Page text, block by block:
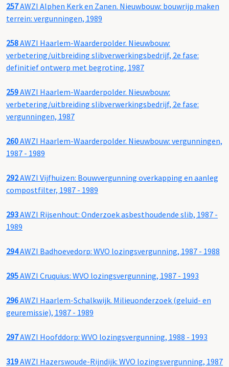
257AWZI Alphen Kerk en Zanen. Nieuwbouw: bouwrijp maken
terrein: vergunningen, 1989
258AWZI Haarlem-Waarderpolder. Nieuwbouw:
verbetering/uitbreiding slibverwerkingsbedrijf, 2e fase:
definitief ontwerp met begroting, 1987
259AWZI Haarlem-Waarderpolder. Nieuwbouw:
verbetering/uitbreiding slibverwerkingsbedrijf, 2e fase:
vergunningen, 1987
260AWZI Haarlem-Waarderpolder. Nieuwbouw: vergunningen,
1987 - 1989
292AWZI Vijfhuizen: Bouwvergunning overkapping en aanleg
compostfilter, 1987 - 1989
293AWZI Rijsenhout: Onderzoek asbesthoudende slib, 1987 -
1989
294AWZI Badhoevedorp: WVO lozingsvergunning, 1987 - 1988
295AWZI Cruquius: WVO lozingsvergunning, 1987 - 1993
296AWZI Haarlem-Schalkwijk. Milieuonderzoek (geluid- en
geuremissie), 1987 - 1989
297AWZI Hoofddorp: WVO lozingsvergunning, 1988 - 1993
319AWZI Hazerswoude-Rijndijk: WVO lozingsvergunning, 1987